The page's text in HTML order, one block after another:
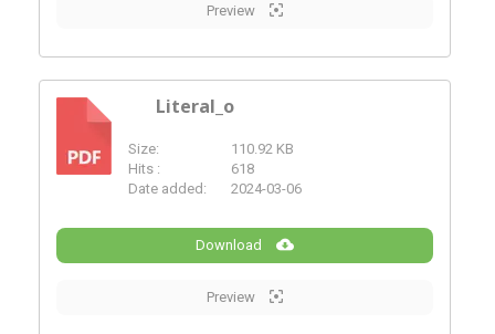
Preview
PDF
Literal_o
Size:
110.92 KB
Hits :
618
Date added:
2024-03-06
Download
Preview